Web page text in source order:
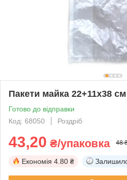
Пакети майка 22+11х38
Готово до відправки
Код: 68050
Роздріб
43,20 ₴/упаковка 48
Економія 4.80 ₴